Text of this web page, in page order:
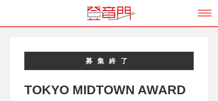
募集終了
TOKYO MIDTOWN AWARD